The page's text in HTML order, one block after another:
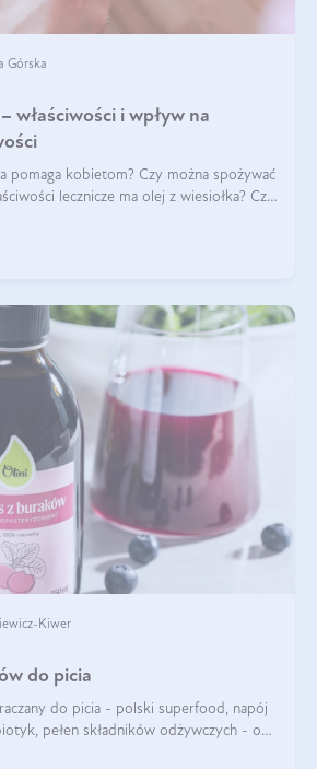
Górska
właściwości i wpływ na
pomaga kobietom? Czy można spożywać
lecznicze ma olej z wiesiołka? Czy
Kiwer
do picia
do picia - polski superfood, napój
pełen składników odżywczych - o